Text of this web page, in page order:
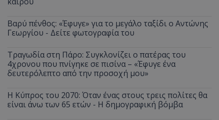
Βαρύ πένθος: «Έφυγε» για το μεγάλο ταξίδι ο Αντώνης
Γεωργίου - Δείτε φωτογραφία του
Τραγωδία στη Πάρο: Συγκλονίζει ο πατέρας του
4χρονου που πνίγηκε σε πισίνα – «Έφυγε ένα
δευτερόλεπτο από την προσοχή μου»
Η Κύπρος του 2070: Όταν ένας στους τρεις πολίτες θα
είναι άνω των 65 ετών - Η δημογραφική βόμβα